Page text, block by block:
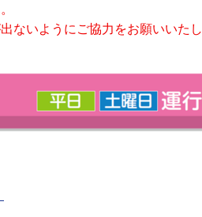
ないようにご協力をお願いいたし